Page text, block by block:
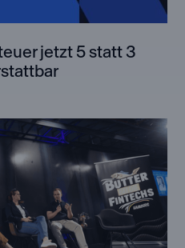
jetzt 5 statt 3